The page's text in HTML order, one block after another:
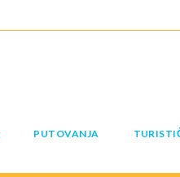
PUTOVANJA